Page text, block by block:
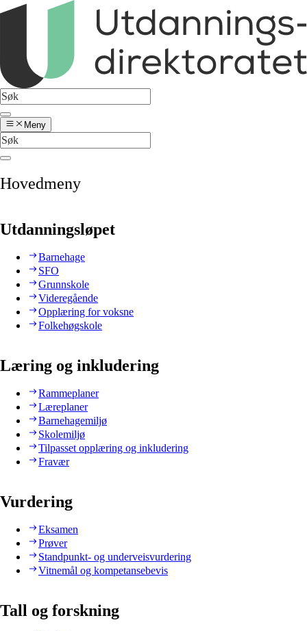
Meny
Hovedmeny
Utdanningsløpet
Barnehage
SFO
Grunnskole
Videregående
Opplæring for voksne
Folkehøgskole
Læring og inkludering
Rammeplaner
Læreplaner
Barnehagemiljø
Skolemiljø
Tilpasset opplæring og inkludering
Fravær
Vurdering
Eksamen
Prøver
Standpunkt- og underveisvurdering
Vitnemål og kompetansebevis
Tall og forskning